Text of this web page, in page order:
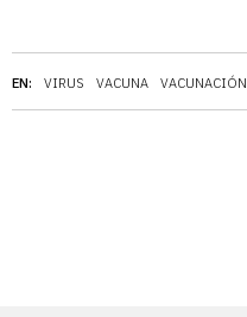
EN: VIRUS VACUNA VACUNACIÓN